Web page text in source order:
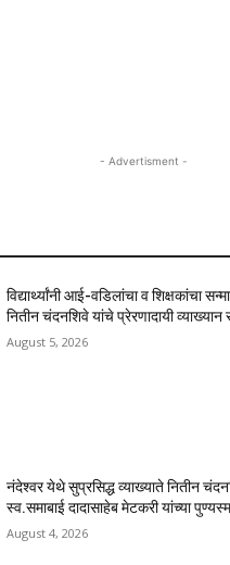
- Advertisment -
विद्यार्थ्यांनी आई-वडिलांचा व शिक्षकांचा
नितीन चंदनशिवे यांचे प्रेरणादायी व्याख्यान
August 5, 2026
नंदेश्वर येथे सुप्रसिद्ध व्याख्याते नितीन
स्व.समाबाई दादासाहेब मेटकरी यांच्या
August 4, 2026